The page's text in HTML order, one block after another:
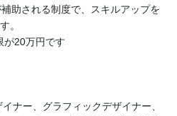
助される制度で、スキルアップを
。
20万円です
ナー、グラフィックデザイナー、